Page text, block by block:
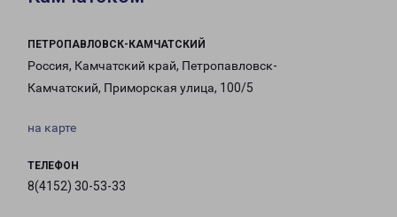
ПЕТРОПАВЛОВСК-КАМЧАТСКИЙ
Россия, Камчатский край, Петропавловск-
Камчатский, Приморская улица, 100/5
на карте
ТЕЛЕФОН
8(4152) 30-53-33